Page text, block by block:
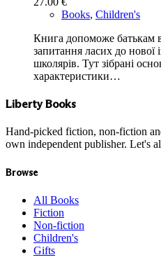
Books, Children's
Книга допоможе батькам
запитання ласих до нової
школярів. Тут зібрані
характеристики…
Liberty Books
Hand-picked fiction, non-fiction
own independent publisher. Let's
Browse
All Books
Fiction
Non-fiction
Children's
Gifts